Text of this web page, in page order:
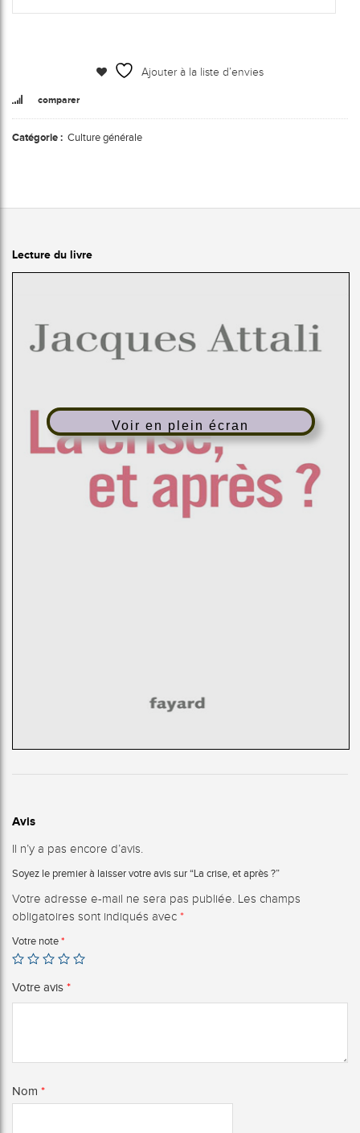
Ajouter à la liste d’envies
comparer
Catégorie : Culture générale
Lecture du livre
Voir en plein écran
Avis
Il n’y a pas encore d’avis.
Soyez le premier à laisser votre avis sur “La crise, et après ?”
Votre adresse e-mail ne sera pas publiée. Les champs
obligatoires sont indiqués avec *
Votre note *
Votre avis *
Nom *